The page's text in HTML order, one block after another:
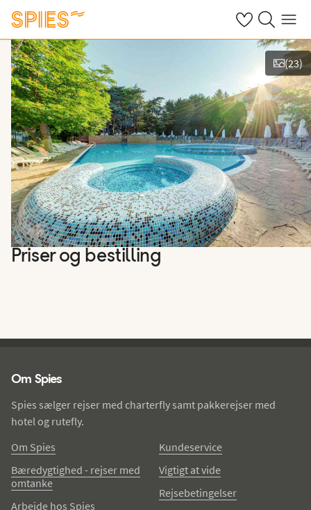
Se dine gemte
Søg påMenu
Vis billeder
(23)
Priser og bestilling
Om Spies
Spies sælger rejser med charterfly samt pakkerejser med
hotel og rutefly.
Om Spies
Bæredygtighed - rejser med
omtanke
Arbejde hos Spies
Kundeservice
Vigtigt at vide
Rejsebetingelser